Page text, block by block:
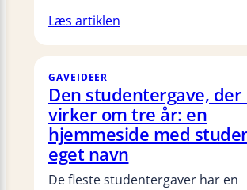
Læs artiklen
GAVEIDEER
Den studentergave, der
virker om tre år: en
hjemmeside med
eget navn
De fleste studentergaver har en